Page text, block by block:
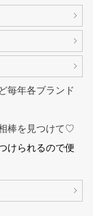
毎年各ブランド
棒を見つけて♡
けられるので便